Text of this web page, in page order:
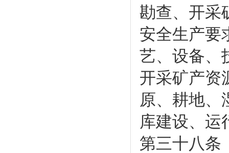
勘查、开采
安全生产要
艺、设备、
开采矿产资
原、耕地、
库建设、运
第三十八